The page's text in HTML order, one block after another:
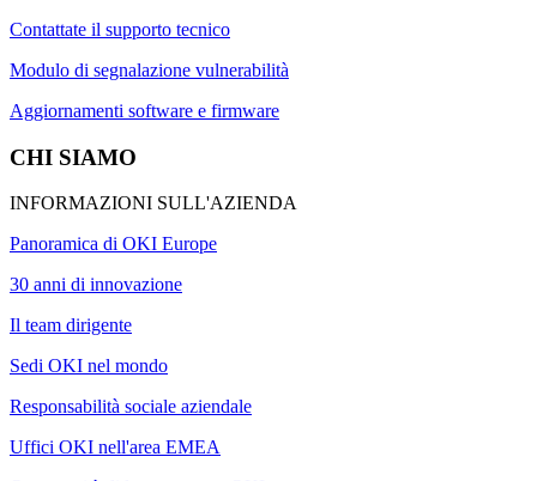
Contattate il supporto tecnico
Modulo di segnalazione vulnerabilità
Aggiornamenti software e firmware
CHI SIAMO
INFORMAZIONI SULL'AZIENDA
Panoramica di OKI Europe
30 anni di innovazione
Il team dirigente
Sedi OKI nel mondo
Responsabilità sociale aziendale
Uffici OKI nell'area EMEA